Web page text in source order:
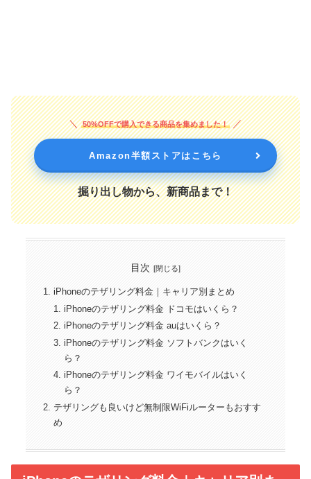
50%OFFで購入できる商品を集めました！
Amazon半額ストアはこちら
掘り出し物から、新商品まで！
目次
iPhoneのテザリング料金｜キャリア別まとめ
iPhoneのテザリング料金 ドコモはいくら？
iPhoneのテザリング料金 auはいくら？
iPhoneのテザリング料金 ソフトバンクはいく
ら？
iPhoneのテザリング料金 ワイモバイルはいく
ら？
テザリングも良いけど無制限WiFiルーターもおすす
め